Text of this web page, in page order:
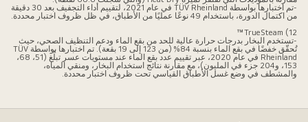
-تم اختبارها بواسطة TÜV Rheinland في عام 2021، لتقييم أداء التجفيف بعد 30 دقيقة
من اكتمال الدورة، باستخدام 49 نوعًا عمليًا من الأطباق، في ظل ظروف اختبار محددة.
12) TrueSteam™
-تستخدم البخار بدرجات حرارة عالية للحد من بقع الماء ودعم التنظيف الصحي، حيث
تُحقّق خفضًا في بقع الماء بنسبة 84% (من 123 إلى 19 بقعة). تم اختبارها بواسطة TÜV
Rheinland في عام 2020، عبر تقييم عدد بقع الماء عند مستويات عسر تبلُغ (51، 68،
153، و204 جزء في المليون)، مع مقارنة نتائج استخدام البخار، ومنقي المياه،
والمشطف في وضع غسل الأطباق القياسي تحت ظروف اختبار محددة.